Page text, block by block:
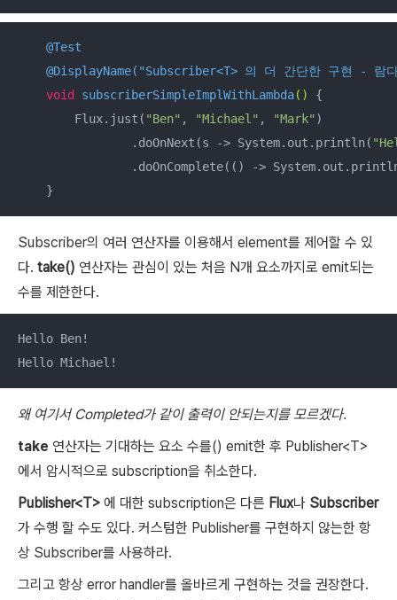
@Test
@DisplayName("Subscriber<T> 의 더 간단한 구현 - 람
void
subscriberSimpleImplWithLambda()
{
        Flux.just(
"Ben" , "Michael" , "Mark" )
                .doOnNext(s -> System.out.println(
.doOnComplete(() ->
    }
Subscriber의 여러 연산자를 이용해서 element를 제어할 수 있
다. take() 연산자는 관심이 있는 처음 N개 요소까지로 emit되는
수를 제한한다.
Hello Ben!
Hello Michael!
왜 여기서 Completed가 같이 출력이 안되는지를 모르겠다.
take 연산자는 기대하는 요소 수를() emit한 후 Publisher<T>
에서 암시적으로 subscription을 취소한다.
Publisher<T> 에 대한 subscription은 다른 Flux나 Subscriber
가 수행 할 수도 있다. 커스텀한 Publisher를 구현하지 않는한 항
상 Subscriber를 사용하라.
그리고 항상 error handler를 올바르게 구현하는 것을 권장한다.